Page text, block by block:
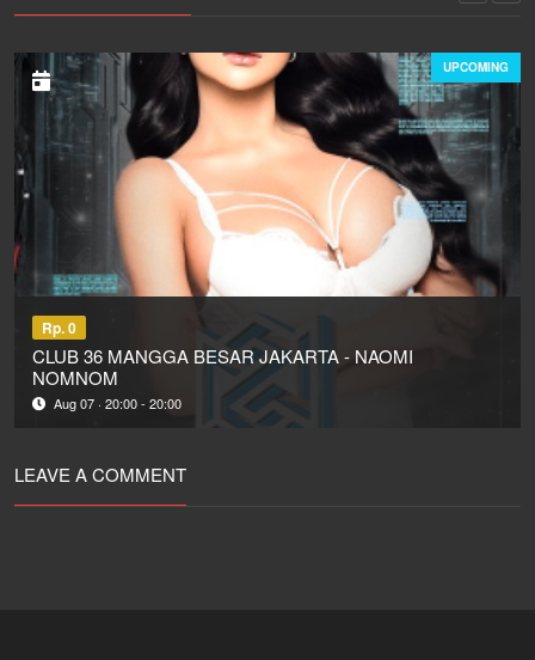
UPCOMING
Rp. 0
CLUB 36 MANGGA BESAR JAKARTA - NAOMI
NOMNOM
Aug 07 · 20:00 - 20:00
LEAVE A COMMENT